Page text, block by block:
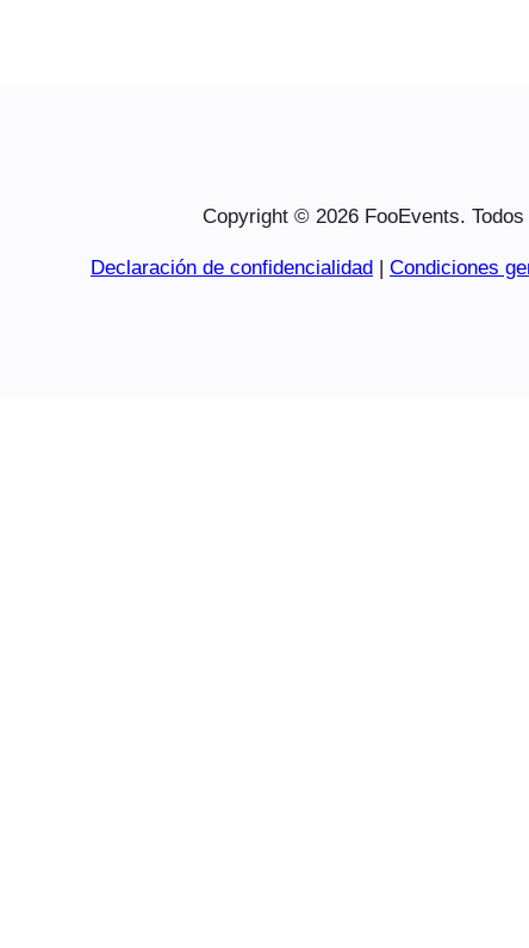
Copyright © 2026 FooEvents.
Declaración de confidencialidad | Condiciones